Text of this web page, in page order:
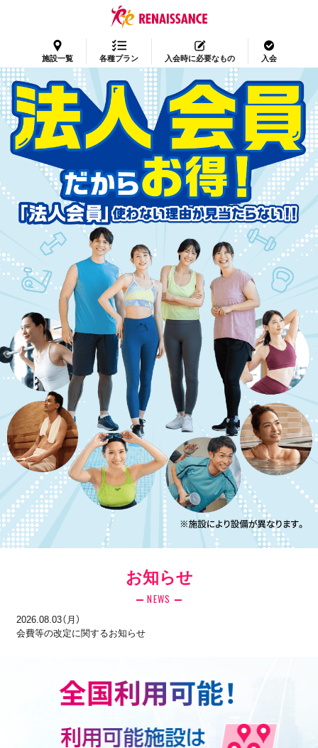
施設一覧 各種プラン 入会時に必要なもの 入会
お知らせ
NEWS
2026.08.03（月）
会費等の改定に関するお知らせ